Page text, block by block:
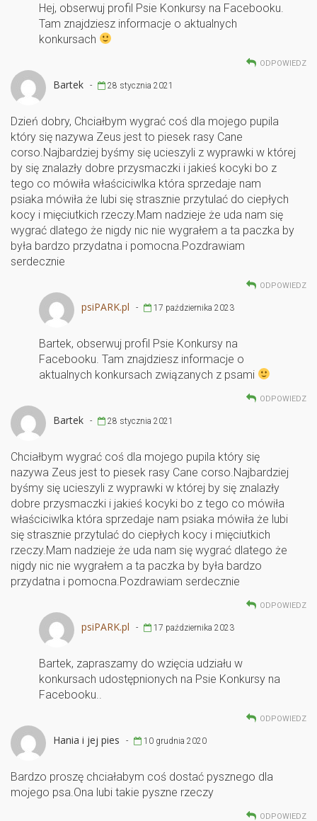
Hej, obserwuj profil Psie Konkursy na Facebooku.
Tam znajdziesz informacje o aktualnych
konkursach
ODPOWIEDZ
Bartek - 28 stycznia 2021
Dzień dobry, Chciałbym wygrać coś dla mojego pupila
który się nazywa Zeus jest to piesek rasy Cane
corso.Najbardziej byśmy się ucieszyli z wyprawki w której
by się znalazły dobre przysmaczki i jakieś kocyki bo z
tego co mówiła właściciwlka która sprzedaje nam
psiaka mówiła że lubi się strasznie przytulać do ciepłych
kocy i mięciutkich rzeczy.Mam nadzieje że uda nam się
wygrać dlatego że nigdy nic nie wygrałem a ta paczka by
była bardzo przydatna i pomocna.Pozdrawiam
serdecznie
ODPOWIEDZ
psiPARK.pl - 17 października 2023
Bartek, obserwuj profil Psie Konkursy na
Facebooku. Tam znajdziesz informacje o
aktualnych konkursach związanych z psami
ODPOWIEDZ
Bartek - 28 stycznia 2021
Chciałbym wygrać coś dla mojego pupila który się
nazywa Zeus jest to piesek rasy Cane corso.Najbardziej
byśmy się ucieszyli z wyprawki w której by się znalazły
dobre przysmaczki i jakieś kocyki bo z tego co mówiła
właściciwlka która sprzedaje nam psiaka mówiła że lubi
się strasznie przytulać do ciepłych kocy i mięciutkich
rzeczy.Mam nadzieje że uda nam się wygrać dlatego że
nigdy nic nie wygrałem a ta paczka by była bardzo
przydatna i pomocna.Pozdrawiam serdecznie
ODPOWIEDZ
psiPARK.pl - 17 października 2023
Bartek, zapraszamy do wzięcia udziału w
konkursach udostępnionych na Psie Konkursy na
Facebooku..
ODPOWIEDZ
Hania i jej pies - 10 grudnia 2020
Bardzo proszę chciałabym coś dostać pysznego dla
mojego psa.Ona lubi takie pyszne rzeczy
ODPOWIEDZ